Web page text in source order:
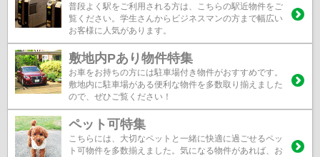
普段よく駅をご利用される方は、こちらの駅近物件をご
覧ください。学生さんからビジネスマンの方まで幅広い
お客様に人気があります。
敷地内Pあり物件特集
お車をお持ちの方には駐車場付き物件がおすすめです。
敷地内に駐車場がある便利な物件を多数取り揃えました
ので、ぜひご覧ください！
ペット可特集
こちらには、大切なペットと一緒に快適に過ごせるペッ
ト可物件を多数揃えました。気になる物件があれば、お